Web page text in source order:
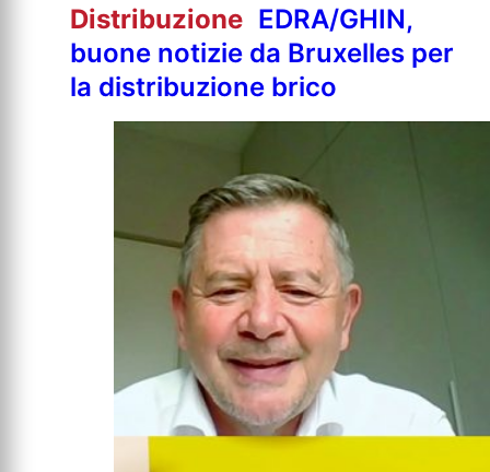
Distribuzione EDRA/GHIN,
buone notizie da Bruxelles per
la distribuzione brico